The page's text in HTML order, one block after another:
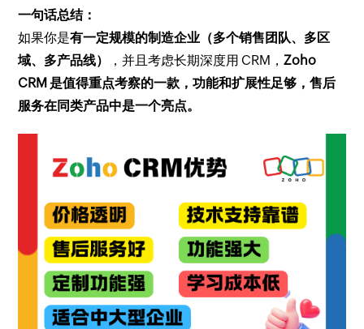
一句话总结：
如果你是有一定规模的制造企业（多个销售团队、多区
域、多产品线）
，并且考虑长期深度用 CRM，Zoho
CRM 是值得重点考察的一款，功能和扩展性足够，售后
服务在同类产品中是一个亮点。